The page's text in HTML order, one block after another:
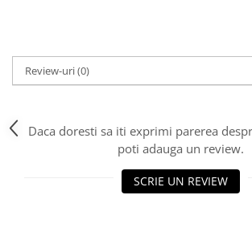
Review-uri(0)
Daca doresti sa iti exprimi parerea
poti adauga un review.
SCRIE UN REVIEW